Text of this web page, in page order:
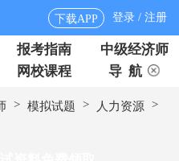
下载APP 登录 / 注册
报考指南
中级经济师
网校课程 导 航
> 模拟试题 > 人力资源 >